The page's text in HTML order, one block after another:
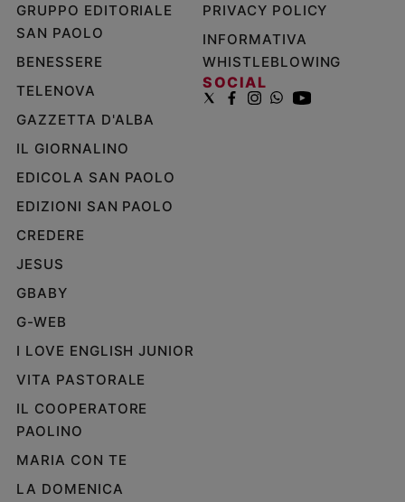
GRUPPO EDITORIALE
SAN PAOLO
BENESSERE
TELENOVA
GAZZETTA D'ALBA
IL GIORNALINO
EDICOLA SAN PAOLO
EDIZIONI SAN PAOLO
CREDERE
JESUS
GBABY
G-WEB
I LOVE ENGLISH JUNIOR
VITA PASTORALE
IL COOPERATORE
PAOLINO
MARIA CON TE
LA DOMENICA
PRIVACY POLICY
INFORMATIVA
WHISTLEBLOWING
SOCIAL